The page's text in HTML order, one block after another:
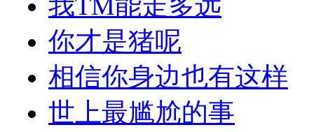
你才是猪呢
相信你身边也有这样
世上最尴尬的事